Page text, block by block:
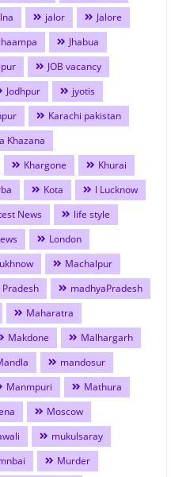
jalor
Jalore
Jhabua
JOB vacancy
Jodhpur
jyotis
Karachi pakistan
Khazana
Khargone
Khurai
Kota
l Lucknow
News
life style
London
Machalpur
madhyaPradesh
Maharatra
Makdone
Malhargarh
mandosur
Manmpuri
Mathura
Moscow
mukulsaray
Murder